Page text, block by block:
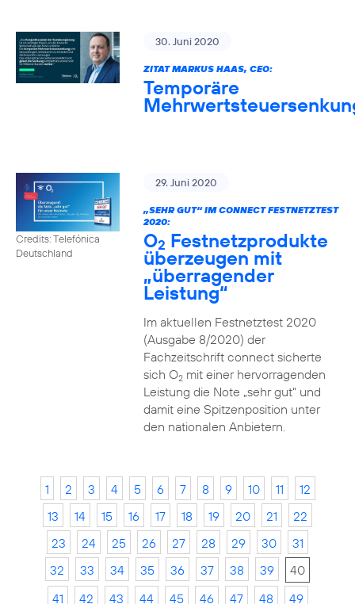
30. Juni 2020
ZITAT MARKUS HAAS, CEO:
Temporäre
Credits: Telefónica
Deutschland
29. Juni 2020
„SEHR GUT“ IM CONNECT FESTNETZTEST
2020:
O2 Festnetzprodukte
überzeugen mit
„überragender
Leistung“
Im aktuellen Festnetztest 2020
(Ausgabe 8/2020) der
Fachzeitschrift connect sicherte
sich O2mit einer hervorragenden
Leistung die Note „sehr gut“ und
damit eine Spitzenposition unter
den nationalen Anbietern.
1 2 3 4 5 6 7 8 9 10 11
12
13
14 15 16 17 18 19 20 21
22
23
24 25 26 27 28 29 30
31
32
33 34 35 36 37 38 39
40
41
42 43 44 45 46 47 48 49